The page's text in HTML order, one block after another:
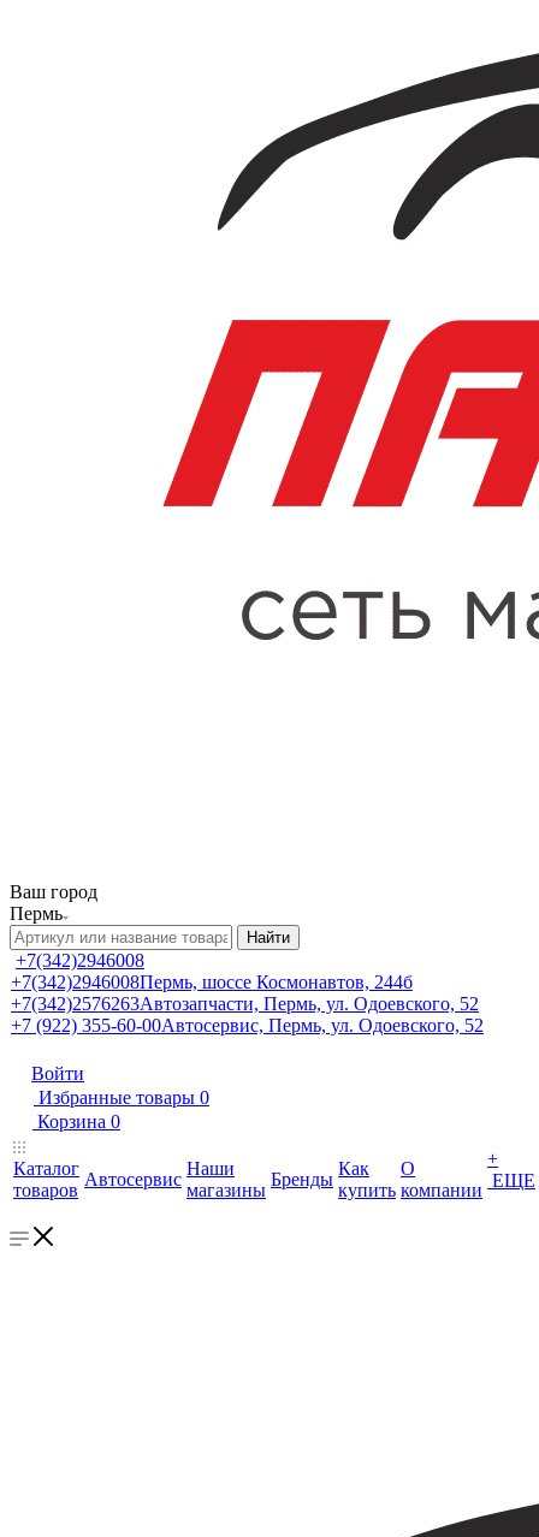
Ваш город
Пермь
Найти
+7(342)2946008
+7(342)2946008Пермь, шоссе Космонавтов, 244б
+7(342)2576263Автозапчасти, Пермь, ул. Одоевского, 52
+7 (922) 355-60-00Автосервис, Пермь, ул. Одоевского, 52
Войти
Избранные товары 0
Корзина 0
Каталог
товаров
Автосервис
Наши
магазины
Бренды
Как
купить
О
компании
+
ЕЩЕ